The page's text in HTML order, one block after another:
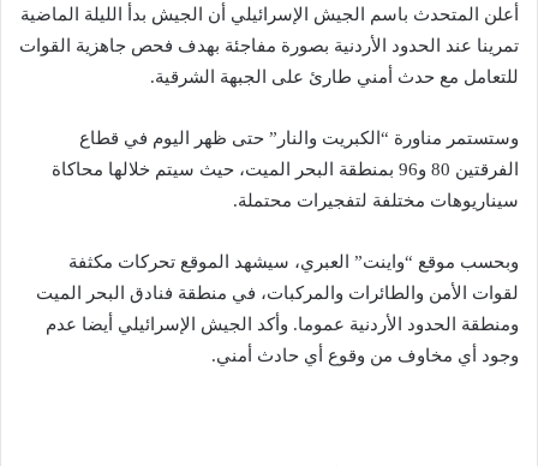
أعلن المتحدث باسم الجيش الإسرائيلي أن الجيش بدأ الليلة الماضية
تمرينا عند الحدود الأردنية بصورة مفاجئة بهدف فحص جاهزية القوات
للتعامل مع حدث أمني طارئ على الجبهة الشرقية.
وستستمر مناورة “الكبريت والنار” حتى ظهر اليوم في قطاع
الفرقتين 80 و96 بمنطقة البحر الميت، حيث سيتم خلالها محاكاة
سيناريوهات مختلفة لتفجيرات محتملة.
وبحسب موقع “واينت” العبري، سيشهد الموقع تحركات مكثفة
لقوات الأمن والطائرات والمركبات، في منطقة فنادق البحر الميت
ومنطقة الحدود الأردنية عموما. وأكد الجيش الإسرائيلي أيضا عدم
وجود أي مخاوف من وقوع أي حادث أمني.